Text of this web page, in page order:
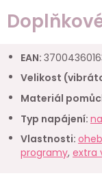
EAN:
Velikost
Materiál
Typ napájení:
Vlastnosti:
programy, extra